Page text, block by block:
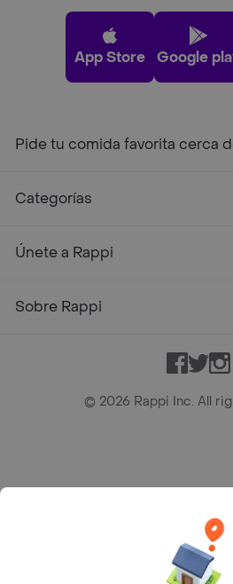
App Store Google
Pide tu comida favorita cerca
Categorías
Únete a Rappi
Sobre Rappi
© 2026 Rappi Inc. All
Bogotá D.C. ---